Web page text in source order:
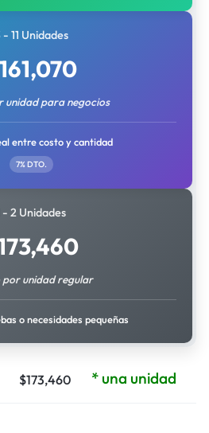
- 11 Unidades
161,070
unidad para negocios
entre costo y cantidad
7% DTO.
- 2 Unidades
por unidad regular
o necesidades pequeñas
$173,460 * una unidad